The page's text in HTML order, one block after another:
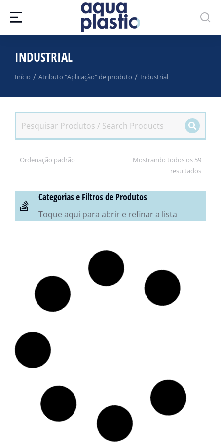
INDUSTRIAL
Você está aqui:
Início Atributo "Aplicação" de produto Industrial
Mostrando todos os 59
resultados
Categorias e Filtros de Produtos
Toque aqui para abrir e refinar a lista